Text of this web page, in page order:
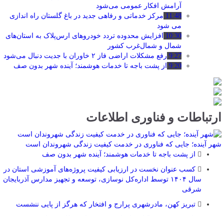
آرامش افکار عمومی می‌شود
11:48 مرکز خدماتی و رفاهی جدید در باغ گلستان راه اندازی
می شود
10:30
افزایش محدوده تردد خودروهای ارس‌پلاک به استان‌های
شمال و شمال‌غرب کشور
9:27 رفع مشکلات اراضی فاز ۲ خاوران با جدیت دنبال می‌شود
9:20 از پشت باجه تا خدمات هوشمند؛ آینده شهر بدون صف
ارتباطات و فناوری اطلاعات
شهر آینده؛ جایی که فناوری در خدمت کیفیت زندگی شهروندان است
از پشت باجه تا خدمات هوشمند؛ آینده شهر بدون صف
کسب عنوان نخست در ارزیابی کیفیت پروژه‌های آموزشی استان در
سال ۱۴۰۴ توسط اداره‌کل نوسازی، توسعه و تجهیز مدارس آذربایجان
شرقی
تبریز کهن، مادرشهری پرارج و افتخار که هرگز از پایی ننشست